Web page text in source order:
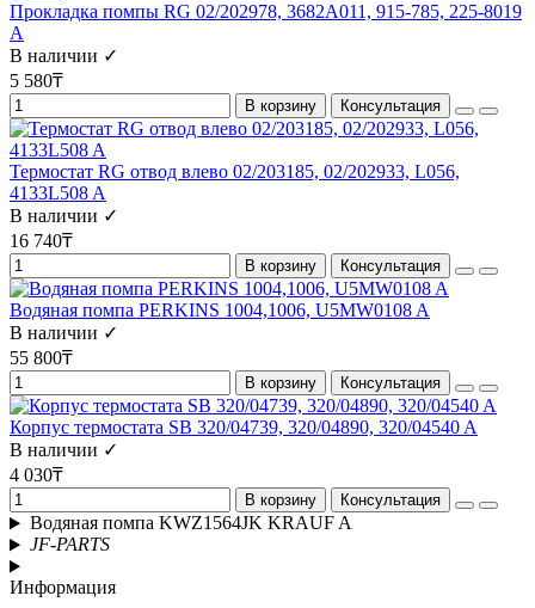
Прокладка помпы RG 02/202978, 3682A011, 915-785, 225-8019
A
В наличии ✓
5 580₸
В корзину Консультация
Термостат RG отвод влево 02/203185, 02/202933, L056,
4133L508 A
В наличии ✓
16 740₸
В корзину Консультация
Водяная помпа PERKINS 1004,1006, U5MW0108 A
В наличии ✓
55 800₸
В корзину Консультация
Корпус термостата SB 320/04739, 320/04890, 320/04540 A
В наличии ✓
4 030₸
В корзину Консультация
Водяная помпа KWZ1564JK KRAUF A
JF-PARTS
Информация